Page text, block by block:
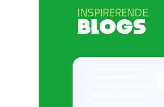
INSPIRERENDE
BLOGS